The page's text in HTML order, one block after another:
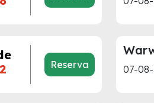
Reserva 07-